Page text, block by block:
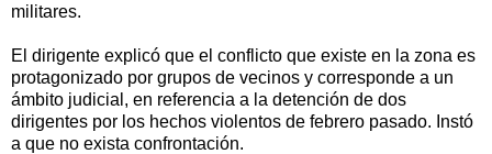
militares.
El dirigente explicó que el conflicto que existe en la zona es
protagonizado por grupos de vecinos y corresponde a un
ámbito judicial, en referencia a la detención de dos
dirigentes por los hechos violentos de febrero pasado. Instó
a que no exista confrontación.